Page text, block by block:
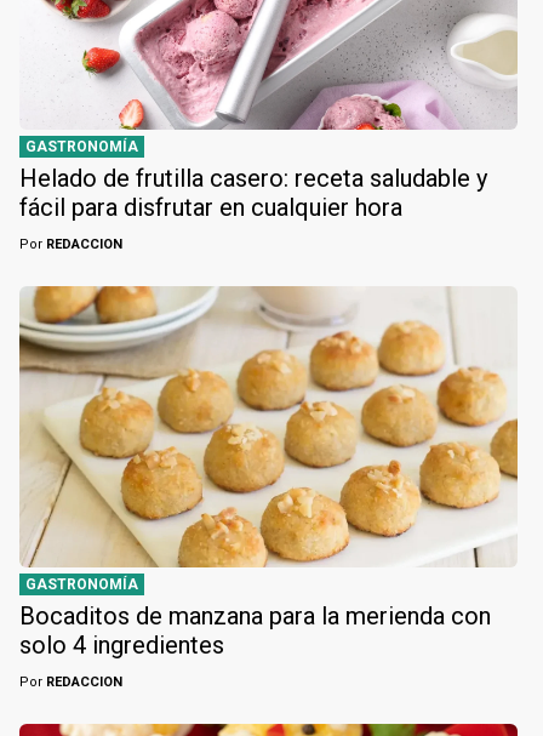
GASTRONOMÍA
Helado de frutilla casero: receta saludable y
fácil para disfrutar en cualquier hora
Por REDACCION
GASTRONOMÍA
Bocaditos de manzana para la merienda con
solo 4 ingredientes
Por REDACCION